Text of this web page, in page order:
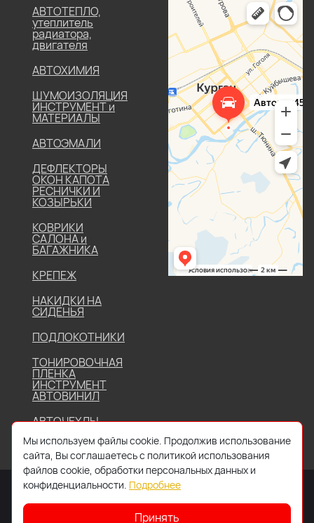
АВТОТЕПЛО,
утеплитель
радиатора,
двигателя
АВТОХИМИЯ
ШУМОИЗОЛЯЦИЯ
ИНСТРУМЕНТ и
МАТЕРИАЛЫ
АВТОЭМАЛИ
ДЕФЛЕКТОРЫ
ОКОН КАПОТА
РЕСНИЧКИ И
КОЗЫРЬКИ
КОВРИКИ
САЛОНА и
БАГАЖНИКА
КРЕПЕЖ
НАКИДКИ НА
СИДЕНЬЯ
ПОДЛОКОТНИКИ
ТОНИРОВОЧНАЯ
ПЛЕНКА
ИНСТРУМЕНТ
АВТОВИНИЛ
АВТОЧЕХЛЫ
Мы используем файлы cookie. Продолжив использование
сайта, Вы соглашаетесь с политикой использования
файлов cookie, обработки персональных данных и
конфиденциальности. Подробнее
Принять